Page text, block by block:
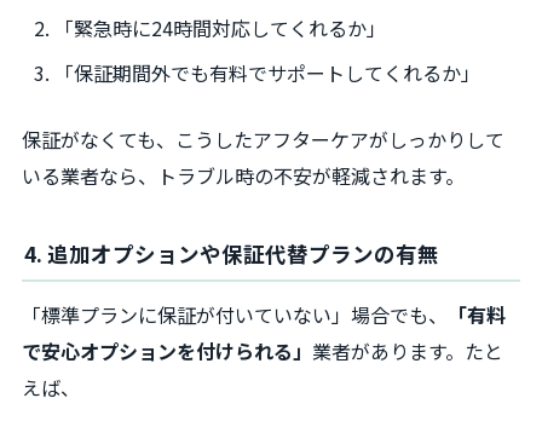
「緊急時に24時間対応してくれるか」
「保証期間外でも有料でサポートしてくれるか」
保証がなくても、こうしたアフターケアがしっかりして
いる業者なら、トラブル時の不安が軽減されます。
4. 追加オプションや保証代替プランの有無
「標準プランに保証が付いていない」場合でも、
「有料
で安心オプションを付けられる」 業者があります。たと
えば、